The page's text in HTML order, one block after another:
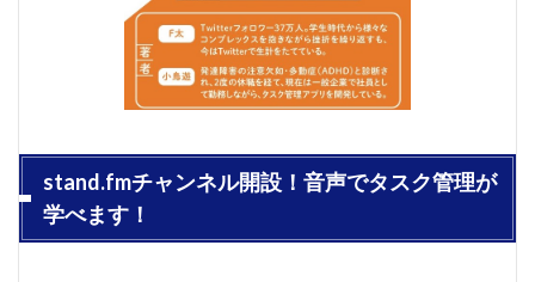
stand.fmチャンネル開設！音声でタスク管理が
学べます！